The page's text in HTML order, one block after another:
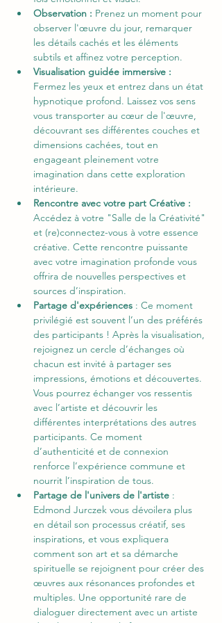
Observation : Prenez un moment pour
observer l'œuvre du jour, remarquer
les détails cachés et les éléments
subtils et affinez votre perception.
Visualisation guidée immersive :
Fermez les yeux et entrez dans un état
hypnotique profond. Laissez vos sens
vous transporter au cœur de l'œuvre,
découvrant ses différentes couches et
dimensions cachées, tout en
engageant pleinement votre
imagination dans cette exploration
intérieure.
Rencontre avec votre part Créative :
Accédez à votre "Salle de la Créativité"
et (re)connectez-vous à votre essence
créative. Cette rencontre puissante
avec votre imagination profonde vous
offrira de nouvelles perspectives et
sources d’inspiration.
Partage d'expériences : Ce moment
privilégié est souvent l’un des préférés
des participants ! Après la visualisation,
rejoignez un cercle d’échanges où
chacun est invité à partager ses
impressions, émotions et découvertes.
Vous pourrez échanger vos ressentis
avec l’artiste et découvrir les
différentes interprétations des autres
participants. Ce moment
d’authenticité et de connexion
renforce l’expérience commune et
nourrit l’inspiration de tous.
Partage de l'univers de l'artiste :
Edmond Jurczek vous dévoilera plus
en détail son processus créatif, ses
inspirations, et vous expliquera
comment son art et sa démarche
spirituelle se rejoignent pour créer des
œuvres aux résonances profondes et
multiples. Une opportunité rare de
dialoguer directement avec un artiste